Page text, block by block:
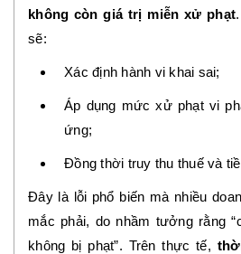
không còn giá trị miễn xử phạt
sẽ:
Xác định hành vi khai sai;
Áp dụng mức xử phạt vi
ứng;
Đồng thời truy thu thuế và
Đây là lỗi phổ biến mà nhiều
mắc phải, do nhầm tưởng rằng
không bị phạt”. Trên thực tế,